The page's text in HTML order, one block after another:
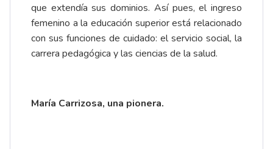
que extendía sus dominios. Así pues, el ingreso
femenino a la educación superior está relacionado
con sus funciones de cuidado: el servicio social, la
carrera pedagógica y las ciencias de la salud.
María Carrizosa, una pionera.